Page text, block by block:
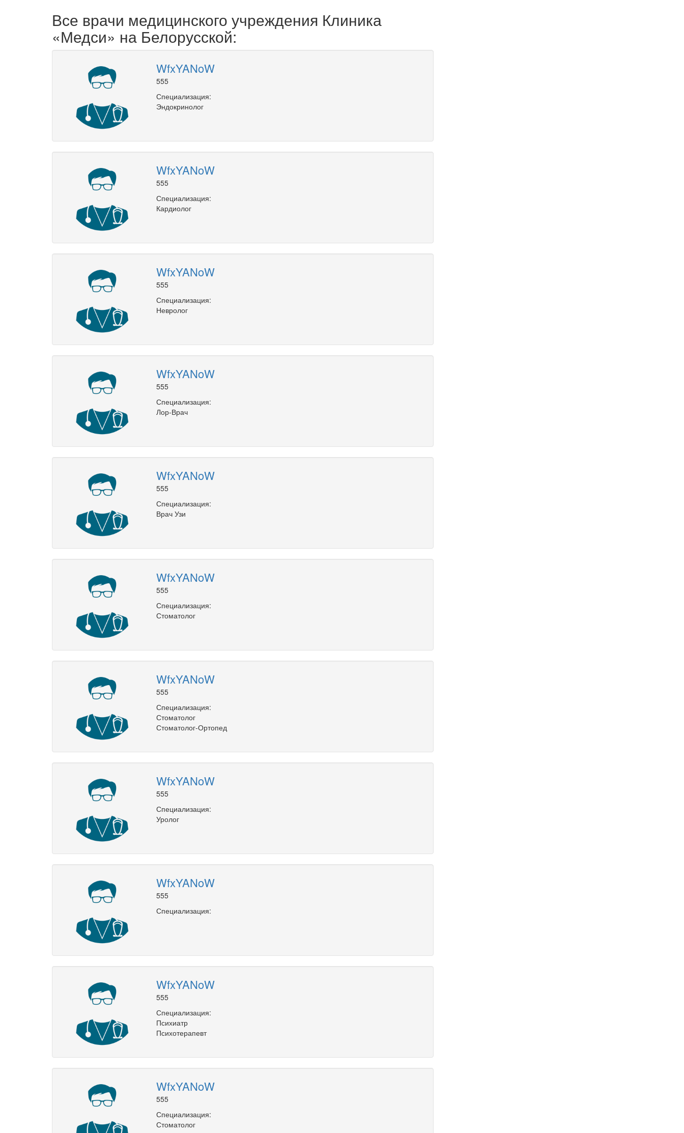
Все врачи медицинского учреждения Клиника
«Медси» на Белорусской:
WfxYANoW
555
Специализация:
Эндокринолог
WfxYANoW
555
Специализация:
Кардиолог
WfxYANoW
555
Специализация:
Невролог
WfxYANoW
555
Специализация:
Лор-Врач
WfxYANoW
555
Специализация:
Врач Узи
WfxYANoW
555
Специализация:
Стоматолог
WfxYANoW
555
Специализация:
Стоматолог
Стоматолог-Ортопед
WfxYANoW
555
Специализация:
Уролог
WfxYANoW
555
Специализация:
WfxYANoW
555
Специализация:
Психиатр
Психотерапевт
WfxYANoW
555
Специализация:
Стоматолог